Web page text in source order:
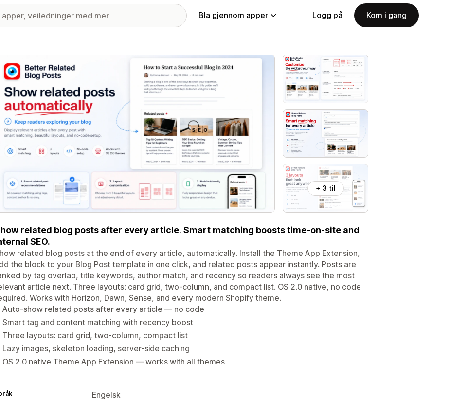
Bla gjennom apper Logg på Kom i gang
med fremhevede bilder
+ 3 til
related blog posts after every article. Smart matching boosts time-on-site and
SEO.
related blog posts at the end of every article, automatically. Install the Theme App Extension,
the block to your Blog Post template in one click, and related posts appear instantly. Posts are
by tag overlap, title keywords, author match, and recency so readers always see the most
article next. Three layouts: card grid, two-column, and compact list. OS 2.0 native, no code
Works with Horizon, Dawn, Sense, and every modern Shopify theme.
Auto-show related posts after every article — no code
Smart tag and content matching with recency boost
Three layouts: card grid, two-column, compact list
Lazy images, skeleton loading, server-side caching
OS 2.0 native Theme App Extension — works with all themes
Engelsk